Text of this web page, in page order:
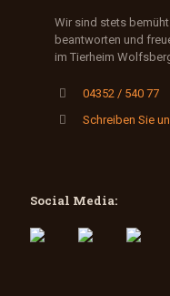
Wir sind stets
beantworten und
im Tierheim
04352 / 540 77
Schreiben Sie
Social Media: